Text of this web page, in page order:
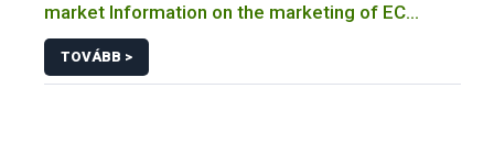
market Information on the marketing of EC
FERTILIZER and the application for a certificate
TOVÁBB >